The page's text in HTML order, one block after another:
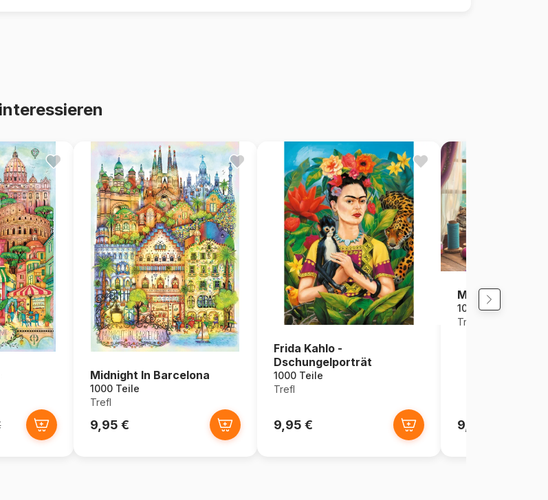
Midnight In Barcelona
1000 Teile
Trefl
9,95 €
Frida Kahlo -
Dschungelporträt
1000 Teile
Trefl
9,95 €
Meine
1000 Teile
Trefl
9,50 €